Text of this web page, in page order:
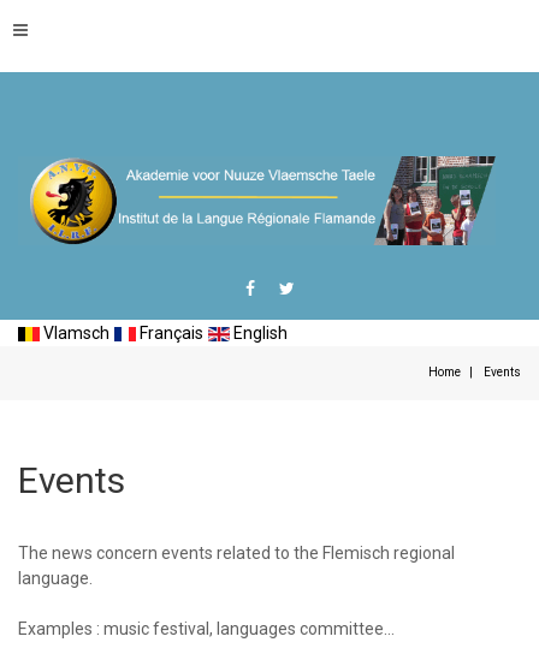
Vlamsch Français English
Home Events
Events
The news concern events related to the Flemisch regional
language.
Examples : music festival, languages committee...